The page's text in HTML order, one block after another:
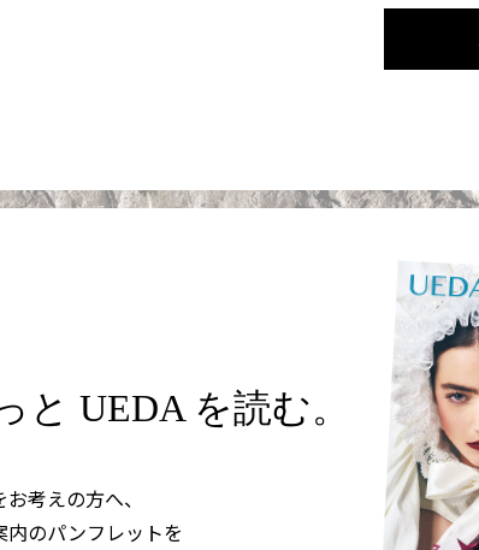
と UEDA を読む。
考えの方へ、
内のパンフレットを